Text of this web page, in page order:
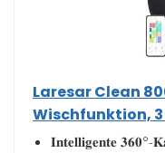
Laresar Clean
Wischfunktion, 3
𝐈𝐧𝐭𝐞𝐥𝐥𝐢𝐠𝐞𝐧𝐭𝐞